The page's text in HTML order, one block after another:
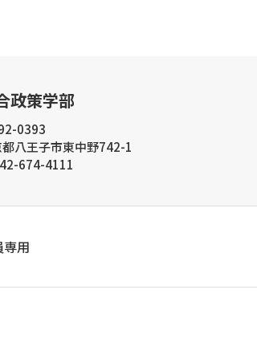
政策学部
0393
八王子市東中野742-1
674-4111
用